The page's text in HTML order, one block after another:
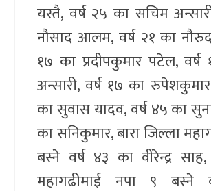
यस्तै, वर्ष २५ का सचिम
नौसाद आलम, वर्ष २१ का नौरुद
१७ का प्रदीपकुमार पटेल,
अन्सारी, वर्ष १७ का
का सुवास यादव, वर्ष ४५ का
का सनिकुमार, बारा जिल्ला
बस्ने वर्ष ४३ का वीरेन्द्र
महागढीमाईं नपा ९ बस्ने